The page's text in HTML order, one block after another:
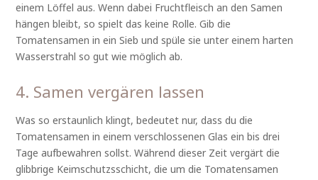
einem Löffel aus. Wenn dabei Fruchtfleisch an den Samen
hängen bleibt, so spielt das keine Rolle. Gib die
Tomatensamen in ein Sieb und spüle sie unter einem harten
Wasserstrahl so gut wie möglich ab.
4. Samen vergären lassen
Was so erstaunlich klingt, bedeutet nur, dass du die
Tomatensamen in einem verschlossenen Glas ein bis drei
Tage aufbewahren sollst. Während dieser Zeit vergärt die
glibbrige Keimschutzsschicht, die um die Tomatensamen